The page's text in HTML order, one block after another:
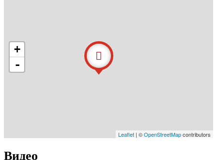
+
-
Leaflet | ©OpenStreetMapcontributors
Видео